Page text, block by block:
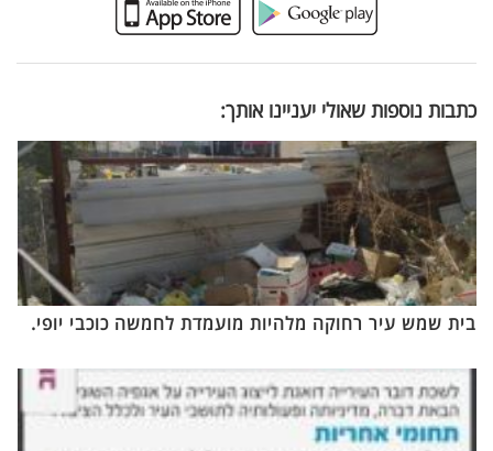
כתבות נוספות שאולי יעניינו אותך:
בית שמש עיר רחוקה מלהיות מועמדת לחמשה כוכבי יופי.